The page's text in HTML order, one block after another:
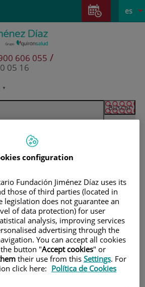
activo
es
606 055 /
05 16
y visitantes
configuration
Fundación Jiménez Díaz uses its
those of third parties (located in
legislation does not guarantee an
of data protection) for user
analysis, improving services
advertising through the
You can accept all cookies
button "Accept cookies" or
their use from this Settings. For
click here: Política de Cookies